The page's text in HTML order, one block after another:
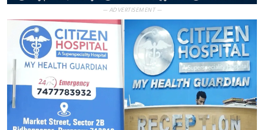
— ADVERTISEMENT —